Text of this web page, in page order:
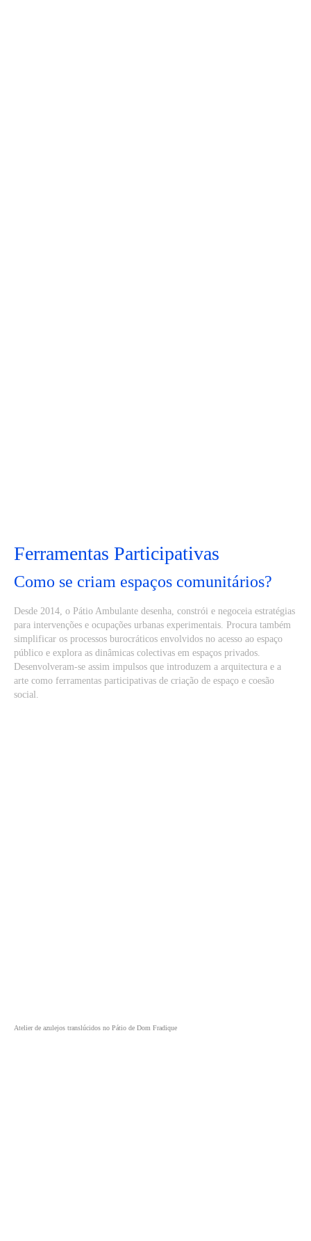
Ferramentas Participativas
Como se criam espaços comunitários?
Desde 2014, o Pátio Ambulante desenha, constrói e negoceia estratégias
para intervenções e ocupações urbanas experimentais. Procura também
simplificar os processos burocráticos envolvidos no acesso ao espaço
público e explora as dinâmicas colectivas em espaços privados.
Desenvolveram-se assim impulsos que introduzem a arquitectura e a
arte como ferramentas participativas de criação de espaço e coesão
social.
Atelier de azulejos translúcidos no Pátio de Dom Fradique